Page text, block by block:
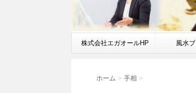
株式会社エガオールHP 風水
ホーム > 手相 >